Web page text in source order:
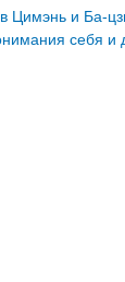
Цимэнь и Ба-
себя и